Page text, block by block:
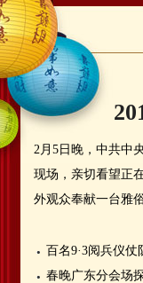
2月5日晚，中共中
现场，亲切看望正
外观众奉献一台雅
百名9·3阅兵仪
春晚广东分会场